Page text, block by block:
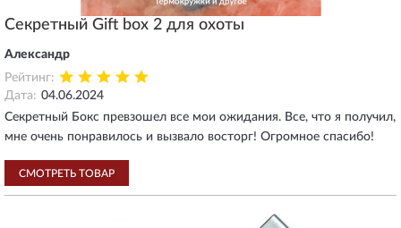
Секретный Gift box 2 для охоты
Александр
Рейтинг:
Дата: 04.06.2024
Секретный Бокс превзошел все мои ожидания. Все, что я получил,
мне очень понравилось и вызвало восторг! Огромное спасибо!
СМОТРЕТЬ ТОВАР